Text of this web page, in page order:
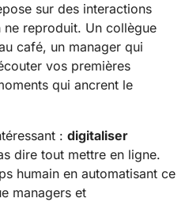
sur des interactions
ne reproduit. Un collègue
café, un manager qui
vos premières
qui ancrent le
: digitaliser
dire tout mettre en ligne.
humain en automatisant ce
managers et